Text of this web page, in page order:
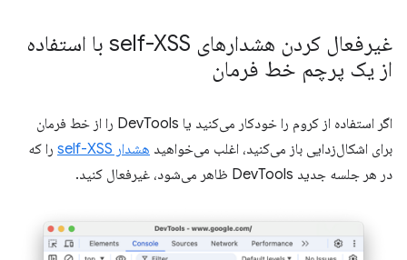
غیرفعال کردن هشدارهای self-XSS با استفاده
از یک پرچم خط فرمان
اگر استفاده از کروم را خودکار می‌کنید یا DevTools را از خط فرمان
برای اشکال‌زدایی باز می‌کنید، اغلب می‌خواهید هشدار self-XSS
را که
در هر جلسه جدید DevTools ظاهر می‌شود، غیرفعال کنید.